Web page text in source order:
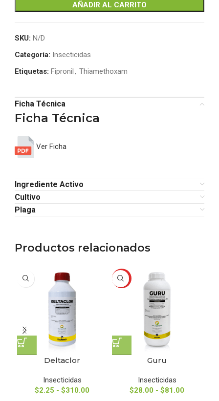
AÑADIR AL CARRITO
SKU: N/D
Categoría: Insecticidas
Etiquetas: Fipronil, Thiamethoxam
Ficha Técnica
Ficha Técnica
Ver Ficha
Ingrediente Activo
Cultivo
Plaga
Productos relacionados
Deltaclor
Insecticidas
$2.25 - $310.00
HOT
Guru
Insecticidas
$28.00 - $81.00